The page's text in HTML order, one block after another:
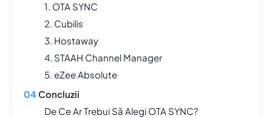
1. OTA SYNC
2. Cubilis
3. Hostaway
4. STAAH Channel Manager
5. eZee Absolute
Concluzii
De Ce Ar Trebui Să Alegi OTA SYNC?